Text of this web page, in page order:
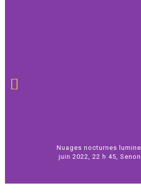
Nuages nocturnes
juin 2022, 22 h 45,